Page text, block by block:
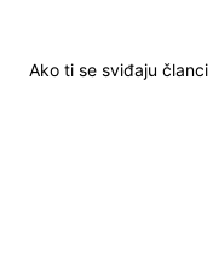
Ako ti se sviđaju